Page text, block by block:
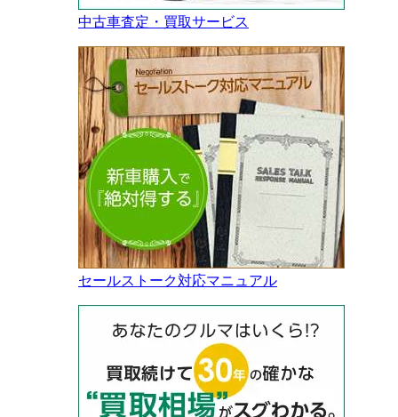
中古車査定・買取サービス
セールストーク対応マニュアル